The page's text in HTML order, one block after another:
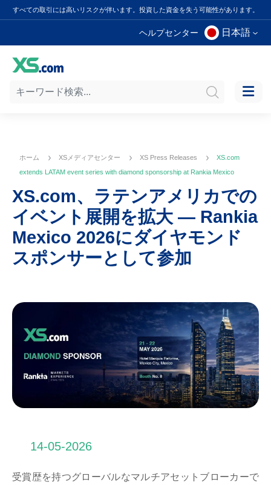
すべての取引には高いリスクが伴います。投資した資金を失う可能性があります。
ヘルプセンター 日本語
ホーム XSメディアセンター XS Press Releases
XS.com
extends LATAM event series with diamond sponsorship at Rankia Mexico
XS.com、ラテンアメリカでの
イベント展開を拡大 ― Rankia
Mexico 2026にダイヤモンド
スポンサーとして参加
14-05-2026
受賞歴を持つグローバルなマルチアセットブローカーで